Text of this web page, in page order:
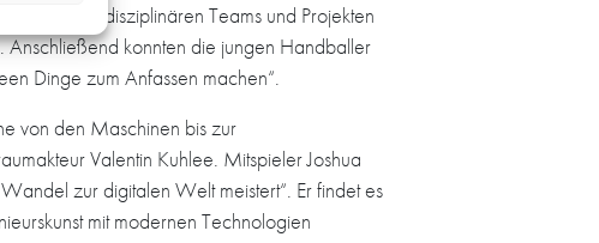
an in interdisziplinären Teams und Projekten
Anschließend konnten die jungen Handballer
Dinge zum Anfassen machen“.
von den Maschinen bis zur
Valentin Kuhlee. Mitspieler Joshua
zur digitalen Welt meistert“. Er findet es
mit modernen Technologien